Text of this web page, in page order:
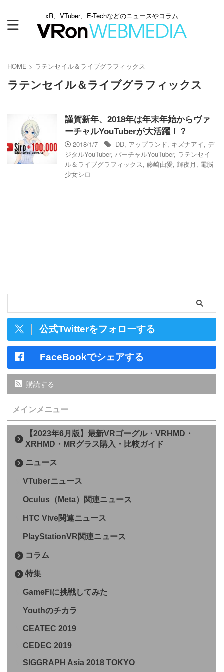
xR、VTuber、E-Techなどのニュースやコラム
HOME > ラテンセイル＆ライブグラフィックス
ラテンセイル＆ライブグラフィックス
謹賀新年、2018年は年末年始からヴァ
ーチャルYouTuberが大活躍！？
2018/1/7
DD, アップランド, キズナアイ, デ
ジタルYouTuber, バーチャルYouTuber, ラテンセイ
ル＆ライブグラフィックス, 藤崎由愛, 輝夜月 , 電脳
少女シロ
公式Twitterをフォローする
FaceBookでシェアする
購読する
メインメニュー
【2023年6月版】最新VRゴーグル・VRHMD・
XRHMD・MRグラス購入・比較ガイド
ニュース
VTuberニュース
Oculus（Meta）関連ニュース
HTC Vive関連ニュース
PlayStationVR関連ニュース
コラム
特集
GameFiに挑戦してみた
Youthのチカラ
CEATEC 2019
CEDEC 2019
SIGGRAPH Asia 2018 TOKYO